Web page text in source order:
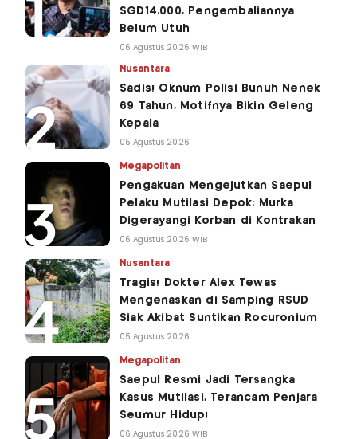
SGD14.000, Pengembaliannya
Belum Utuh
06 Agustus 2026 WIB
Nusantara
Sadis! Oknum Polisi Bunuh Nenek
69 Tahun, Motifnya Bikin Geleng
Kepala
05 Agustus 2026
Megapolitan
Pengakuan Mengejutkan Saepul
Pelaku Mutilasi Depok: Murka
Digerayangi Korban di Kontrakan
06 Agustus 2026 WIB
Nusantara
Tragis! Dokter Alex Tewas
Mengenaskan di Samping RSUD
Siak Akibat Suntikan Rocuronium
05 Agustus 2026
Megapolitan
Saepul Resmi Jadi Tersangka
Kasus Mutilasi, Terancam Penjara
Seumur Hidup!
06 Agustus 2026 WIB